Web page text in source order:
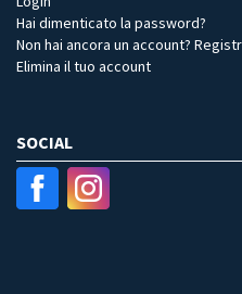
Hai dimenticato la password?
Non hai ancora un account?
Elimina il tuo account
SOCIAL